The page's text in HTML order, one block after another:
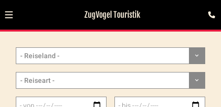
ZugVogel Touristik